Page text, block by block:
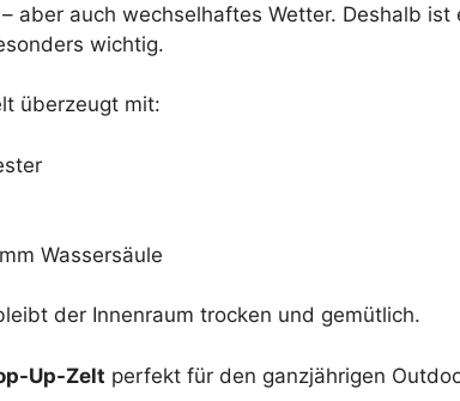
aber auch wechselhaftes Wetter. Deshalb ist
wichtig.
überzeugt mit:
Wassersäule
der Innenraum trocken und gemütlich.
Up-Zelt perfekt für den ganzjährigen